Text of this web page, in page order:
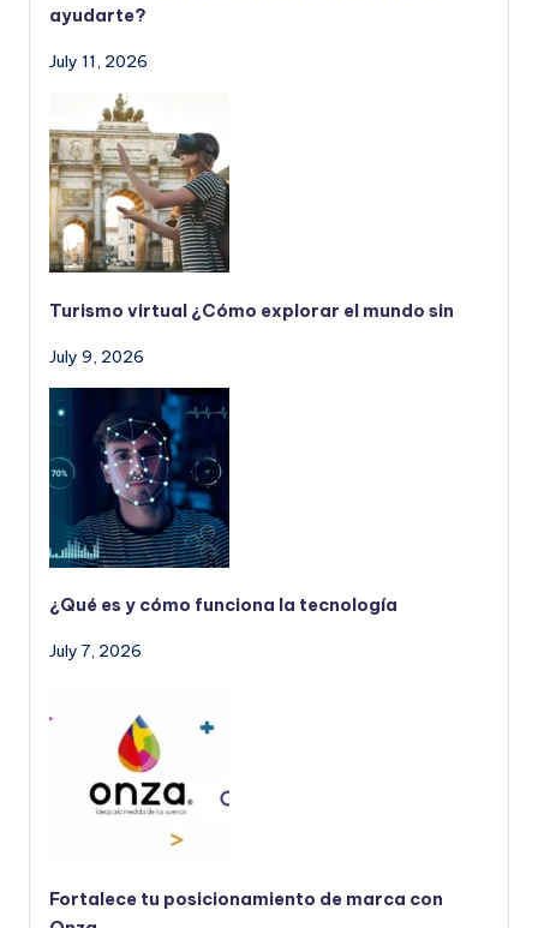
ayudarte?
July 11, 2026
Turismo virtual ¿Cómo explorar el mundo sin
July 9, 2026
¿Qué es y cómo funciona la tecnología
July 7, 2026
Fortalece tu posicionamiento de marca con